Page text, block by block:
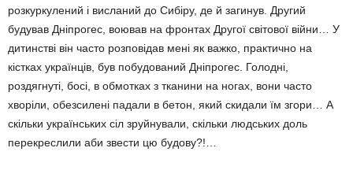
розкуркулений і висланий до Сибі­ру, де й загинув. Другий
будував Дніпрогес, воював на фронтах Дру­гої світової війни… У
дитинстві він часто розповідав мені як важко, практично на
кістках українців, був побудований Дніпрогес. Голодні,
роздягнуті, босі, в обмотках з тка­нини на ногах, вони часто
хворіли, обезсилені падали в бетон, який скидали їм згори… А
скільки укра­їнських сіл зруйнували, скільки людських доль
перекреслили аби звести цю будову?!…